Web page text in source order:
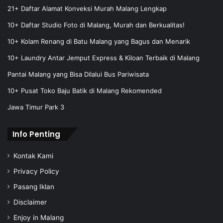
m
l
d
r
e
s
21+ Daftar Alamat Konveksi Murah Malang Lengkap
10+ Daftar Studio Foto di Malang, Murah dan Berkualitas!
10+ Kolam Renang di Batu Malang yang Bagus dan Menarik
10+ Laundry Antar Jemput Express & Kiloan Terbaik di Malang
Pantai Malang yang Bisa Dilalui Bus Pariwisata
10+ Pusat Toko Baju Batik di Malang Rekomended
Jawa Timur Park 3
Info Penting
Kontak Kami
Privacy Policy
Pasang Iklan
Disclaimer
Enjoy in Malang